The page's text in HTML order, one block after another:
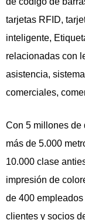
tarjetas RFID,
inteligente,
relacionadas con
asistencia,
comerciales,
Con 5 millones de
más de 5.000
10.000 clase
impresión de
de 400
clientes y socios